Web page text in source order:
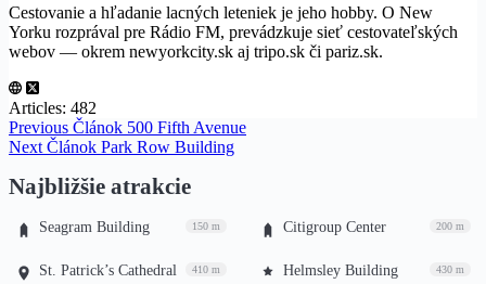
Cestovanie a hľadanie lacných leteniek je jeho hobby. O New
Yorku rozprával pre Rádio FM, prevádzkuje sieť cestovateľských
webov — okrem newyorkcity.sk aj tripo.sk či pariz.sk.
Articles: 482
Previous Článok 500 Fifth Avenue
Next Článok Park Row Building
Najbližšie atrakcie
Seagram Building 150 m Citigroup Center 200 m
St. Patrick’s Cathedral 410 m Helmsley Building 430 m